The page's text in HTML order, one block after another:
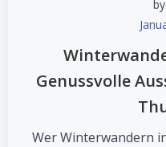
by
Genussvolle
Wer Winterwandern